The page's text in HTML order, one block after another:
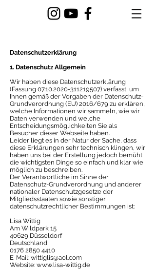
Datenschutzerklärung
1. Datenschutz Allgemein
Wir haben diese Datenschutzerklärung
(Fassung 07.10.2020-311219507) verfasst, um
Ihnen gemäß der Vorgaben der Datenschutz-
Grundverordnung (EU) 2016/679 zu erklären,
welche Informationen wir sammeln, wie wir
Daten verwenden und welche
Entscheidungsmöglichkeiten Sie als
Besucher dieser Webseite haben.
Leider liegt es in der Natur der Sache, dass
diese Erklärungen sehr technisch klingen, wir
haben uns bei der Erstellung jedoch bemüht
die wichtigsten Dinge so einfach und klar wie
möglich zu beschreiben.
Der Verantwortliche im Sinne der
Datenschutz-Grundverordnung und anderer
nationaler Datenschutzgesetze der
Mitgliedsstaaten sowie sonstiger
datenschutzrechtlicher Bestimmungen ist:
Lisa Wittig
Am Wildpark 15
40629 Düsseldorf
Deutschland
0176 2850 4410
E-Mail: wittiglis@aol.com
Website: www.lisa-wittig.de